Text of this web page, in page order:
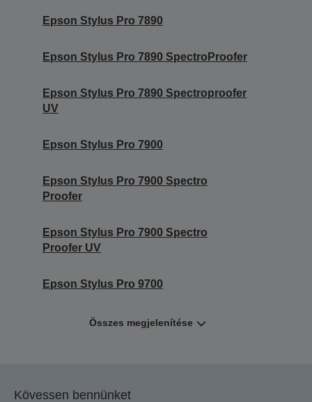
Epson Stylus Pro 7890
Epson Stylus Pro 7890 SpectroProofer
Epson Stylus Pro 7890 Spectroproofer
UV
Epson Stylus Pro 7900
Epson Stylus Pro 7900 Spectro
Proofer
Epson Stylus Pro 7900 Spectro
Proofer UV
Epson Stylus Pro 9700
Összes megjelenítése
Kövessen bennünket